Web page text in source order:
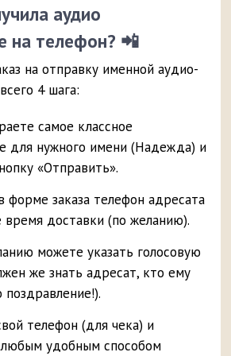
аудио
на телефон? 📲
на отправку именной аудио-
4 шага:
самое классное
для нужного имени (Надежда) и
«Отправить».
форме заказа телефон адресата
время доставки (по желанию).
можете указать голосовую
же знать адресат, кто ему
поздравление!).
телефон (для чека) и
любым удобным способом